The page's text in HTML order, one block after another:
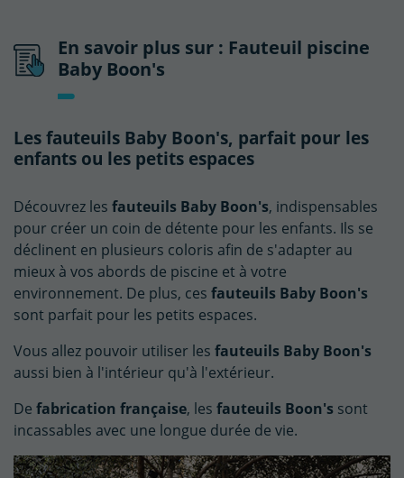
En savoir plus sur : Fauteuil piscine
Baby Boon's
Les fauteuils Baby Boon's, parfait pour les
enfants ou les petits espaces
Découvrez les fauteuils Baby Boon's, indispensables
pour créer un coin de détente pour les enfants. Ils se
déclinent en plusieurs coloris afin de s'adapter au
mieux à vos abords de piscine et à votre
environnement. De plus, ces fauteuils Baby Boon's
sont parfait pour les petits espaces.
Vous allez pouvoir utiliser les fauteuils Baby Boon's
aussi bien à l'intérieur qu'à l'extérieur.
De fabrication française, les fauteuils Boon's sont
incassables avec une longue durée de vie.